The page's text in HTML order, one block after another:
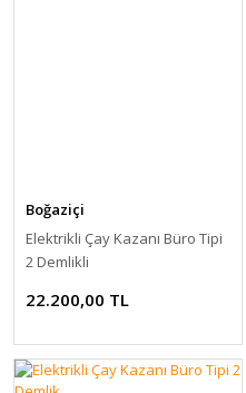
Boğaziçi
Elektrikli Çay Kazanı Büro Tipi
2 Demlikli
22.200,00 TL